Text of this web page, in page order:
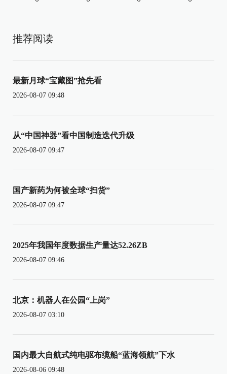
推荐阅读
最新月球“宝藏图”抢先看
2026-08-07 09:48
从“中国神器”看中国制造迭代升级
2026-08-07 09:47
国产新药为何被全球“扫货”
2026-08-07 09:47
2025年我国年度数据生产量达52.26ZB
2026-08-07 09:46
北京：机器人在公园“上岗”
2026-08-07 03:10
国内最大自航式纯电驱布缆船“蓝海领航”下水
2026-08-06 09:48